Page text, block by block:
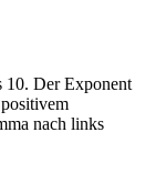
10. Der Exponent
nach links